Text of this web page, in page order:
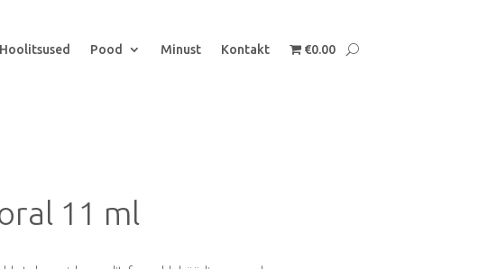
Hoolitsused Pood Minust Kontakt €0.00
11 ml